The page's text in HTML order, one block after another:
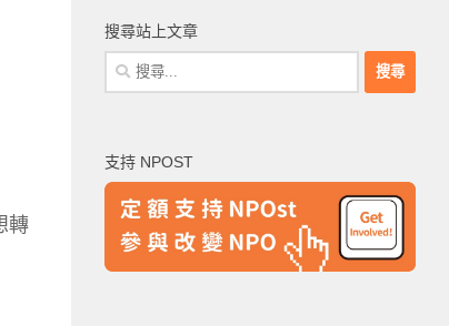
轉
搜尋站上文章
搜
尋
字:
支持 NPOST